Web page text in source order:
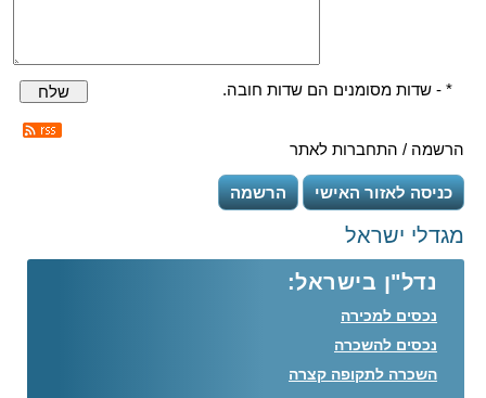
* - שדות מסומנים הם שדות חובה. שלח
הרשמה / התחברות לאתר
כניסה לאזור האישי הרשמה
מגדלי ישראל
נדל"ן בישראל:
נכסים למכירה
נכסים להשכרה
השכרה לתקופה קצרה